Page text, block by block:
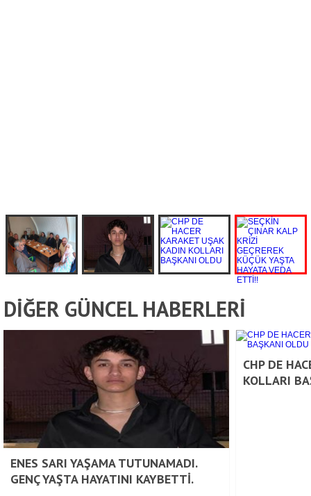
DİĞER GÜNCEL HABERLERİ
ENES SARI YAŞAMA TUTUNAMADI.
GENÇ YAŞTA HAYATINI KAYBETTİ.
CHP DE
KOLLARI